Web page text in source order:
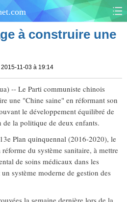
MONDE
SOCIÉTÉ
SPORTS
PLANÈTE
DOCUMENTS
à construire une
2015-11-03 à 19:14
-- Le Parti communiste chinois
une "Chine saine" en réformant son
le développement équilibré de
la politique de deux enfants.
Plan quinquennal (2016-2020), le
du système sanitaire, à mettre
de soins médicaux dans les
système moderne de gestion des
la semaine dernière lors de la